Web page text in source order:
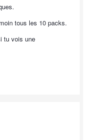
tous les 10 packs.
tu vois une